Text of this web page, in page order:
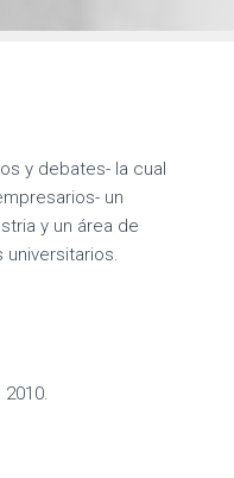
y debates- la cual
un
y un área de
universitarios.